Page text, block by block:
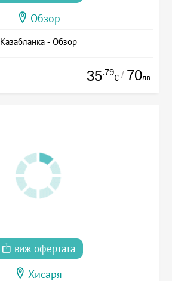
Обзор
Казабланка - Обзор
35.79
€ / 70лв.
виж офертата
Хисаря